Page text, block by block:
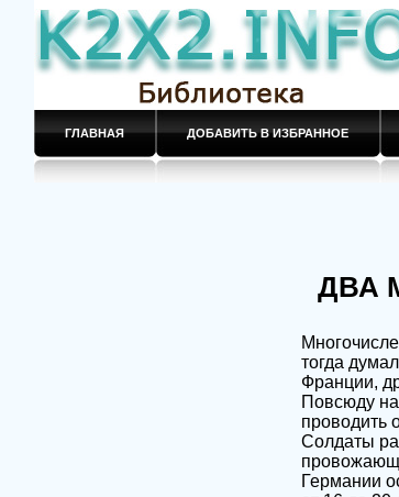
ГЛАВНАЯ ДОБАВИТЬ В ИЗБРАННОЕ
ДВА
тогда
Франции,
Повсюду
проводить
Солдаты
Германии